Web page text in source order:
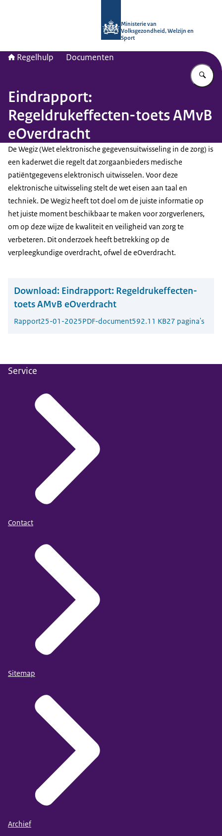
Ministerie van
Volksgezondheid, Welzijn en
Sport
Regelhulp Documenten
Eindrapport:
Regeldrukeffecten-toets AMvB
eOverdracht
De Wegiz (Wet elektronische gegevensuitwisseling in de zorg) is
een kaderwet die regelt dat zorgaanbieders medische
patiëntgegevens elektronisch uitwisselen. Voor deze
elektronische uitwisseling stelt de wet eisen aan taal en
techniek. De Wegiz heeft tot doel om de juiste informatie op
het juiste moment beschikbaar te maken voor zorgverleners,
om op deze wijze de kwaliteit en veiligheid van zorg te
verbeteren. Dit onderzoek heeft betrekking op de
verpleegkundige overdracht, ofwel de eOverdracht.
Download: Eindrapport: Regeldrukeffecten-
toets AMvB eOverdracht
Rapport25-01-2025PDF-document592.11 KB27 pagina's
Service
Contact
Sitemap
Archief